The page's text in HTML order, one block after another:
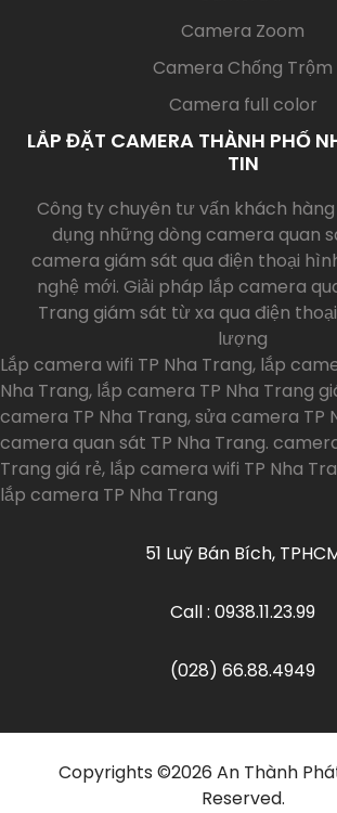
Camera Zoom
Camera Chống Trộm
Camera full color
LẮP ĐẶT CAMERA THÀNH PHỐ
TIN
Công ty chuyên tư vấn khách
dụng những dòng camera quan
camera giám sát qua điện thoại
nghệ mới. Giải pháp lắp camera
Trang giám sát từ xa qua điện
lượng
Lắp camera wifi TP Nha Trang, lắp
Nha Trang, lắp camera TP Nha Trang
camera TP Nha Trang, sửa camera TP
camera quan sát TP Nha Trang.
Trang giá rẻ, lắp camera wifi TP Nha
lắp camera TP Nha Trang
51 Luỹ Bán Bích,
Call : 0938.11.23.99
(028) 66.88.4949
Copyrights ©2026 An Thành
Reserved.